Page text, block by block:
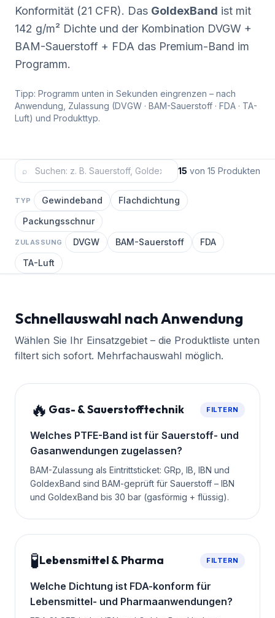
Konformität (21 CFR). Das GoldexBand ist mit
142 g/m² Dichte und der Kombination DVGW +
BAM-Sauerstoff + FDA das Premium-Band im
Programm.
Tipp: Programm unten in Sekunden eingrenzen – nach
Anwendung, Zulassung (DVGW · BAM-Sauerstoff · FDA · TA-
Luft) und Produkttyp.
⌕ 15 von 15 Produkten
TYP Gewindeband
Flachdichtung
Packungsschnur
ZULASSUNG DVGW BAM-Sauerstoff
FDA
TA-Luft
Schnellauswahl nach Anwendung
Wählen Sie Ihr Einsatzgebiet – die Produktliste unten
filtert sich sofort. Mehrfachauswahl möglich.
🔥 Gas- & Sauerstofftechnik FILTERN
Welches PTFE-Band ist für Sauerstoff- und
Gasanwendungen zugelassen?
BAM-Zulassung als Eintrittsticket: GRp, IB, IBN und
GoldexBand sind BAM-geprüft für Sauerstoff – IBN
und GoldexBand bis 30 bar (gasförmig + flüssig).
🧪Lebensmittel & Pharma FILTERN
Welche Dichtung ist FDA-konform für
Lebensmittel- und Pharmaanwendungen?